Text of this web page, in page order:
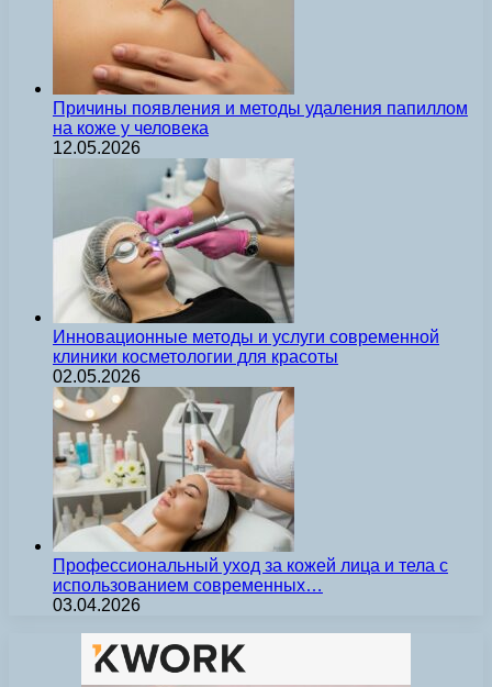
Причины появления и методы удаления папиллом
на коже у человека
12.05.2026
Инновационные методы и услуги современной
клиники косметологии для красоты
02.05.2026
Профессиональный уход за кожей лица и тела с
использованием современных…
03.04.2026